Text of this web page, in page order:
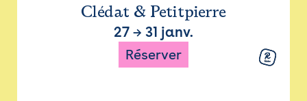
Clédat & Petitpierre
27 → 31 janv.
Réserver